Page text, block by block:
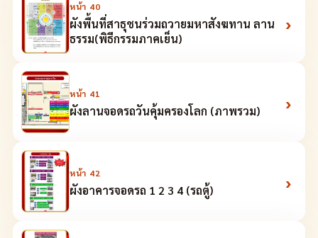
หน้า 40
ผังพื้นที่สาธุชนร่วมถวายมหาสังฆทาน ลาน
ธรรม(พิธีกรรมภาคเย็น)
›
หน้า 41
ผังลานจอดรถวันคุ้มครองโลก (ภาพรวม) ›
หน้า 42
ผังอาคารจอดรถ 1 2 3 4 (รถตู้) ›